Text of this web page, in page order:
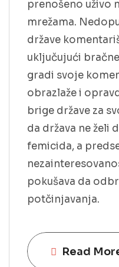
prenošeno uživo
mrežama.
države
uključujući
gradi svoje
obrazlaže i
brige države za
da država ne želi
femicida, a
pokušava da
potčinjavanja.
Read